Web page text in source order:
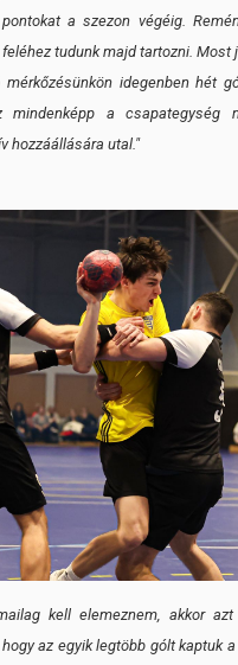
a szezon végéig.
tudunk majd tartozni. Most
idegenben hét
mindenképp a csapategység
hozzáállására utal."
kell elemeznem, akkor
az egyik legtöbb gólt kaptuk